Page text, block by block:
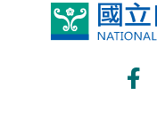
國